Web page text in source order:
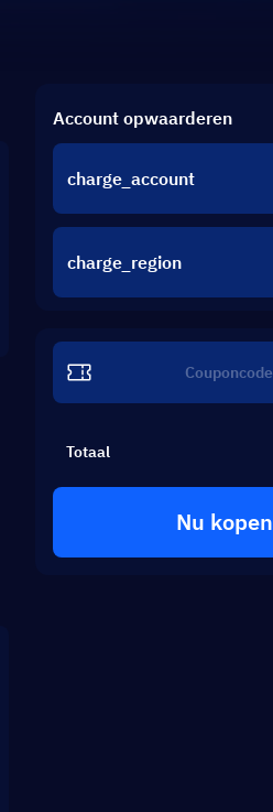
Account opwaarderen
charge_account
charge_region
Totaal
Nu kopen